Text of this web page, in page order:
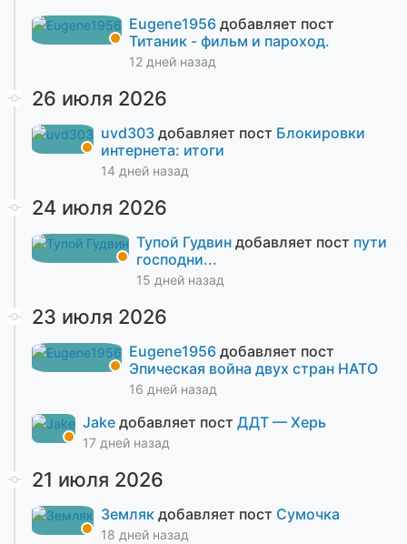
Eugene1956 добавляет пост
Титаник - фильм и пароход.
12 дней назад
26 июля 2026
uvd303 добавляет пост Блокировки
интернета: итоги
14 дней назад
24 июля 2026
Тупой Гудвин добавляет пост пути
господни...
15 дней назад
23 июля 2026
Eugene1956 добавляет пост
Эпическая война двух стран НАТО
16 дней назад
Jake добавляет пост ДДТ — Херь
17 дней назад
21 июля 2026
Земляк добавляет пост Сумочка
18 дней назад